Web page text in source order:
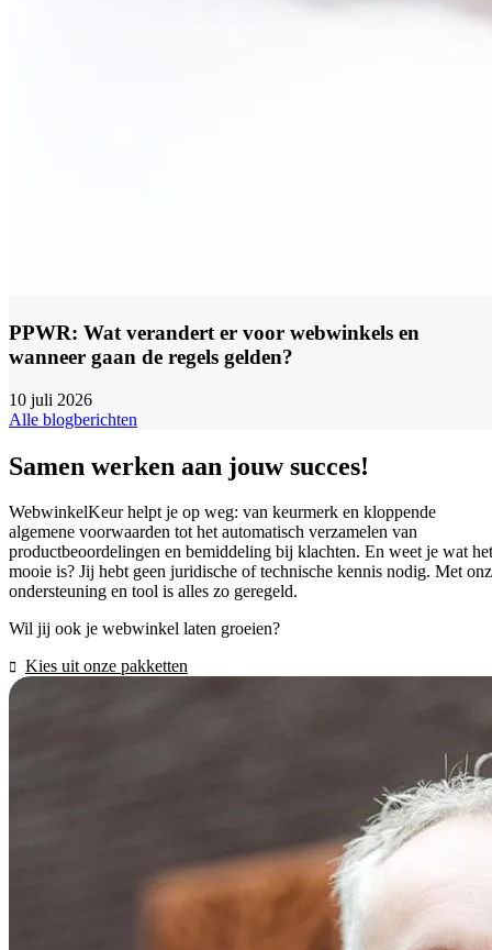
PPWR: Wat verandert er voor webwinkels en
wanneer gaan de regels gelden?
10 juli 2026
Alle blogberichten
Samen werken aan jouw succes!
WebwinkelKeur helpt je op weg: van keurmerk en kloppende
algemene voorwaarden tot het automatisch verzamelen van
productbeoordelingen en bemiddeling bij klachten. En weet je wat het
mooie is? Jij hebt geen juridische of technische kennis nodig. Met
ondersteuning en tool is alles zo geregeld.
Wil jij ook je webwinkel laten groeien?
Kies uit onze pakketten